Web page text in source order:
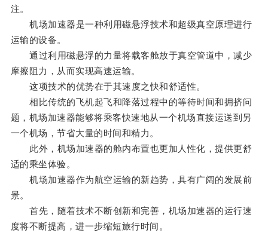
注。
机场加速器是一种利用磁悬浮技术和超级真空原理进行
运输的设备。
通过利用磁悬浮的力量将载客舱放于真空管道中，减少
摩擦阻力，从而实现高速运输。
这项技术的优势在于其速度之快和舒适性。
相比传统的飞机起飞和降落过程中的等待时间和拥挤问
题，机场加速器能够将乘客快速地从一个机场直接运送到另
一个机场，节省大量的时间和精力。
此外，机场加速器的舱内布置也更加人性化，提供更舒
适的乘坐体验。
机场加速器作为航空运输的新趋势，具有广阔的发展前
景。
首先，随着技术不断创新和完善，机场加速器的运行速
度将不断提高，进一步缩短旅行时间。